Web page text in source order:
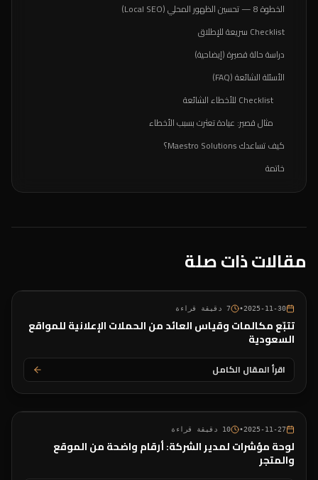
الخطوة 8 — تحسين الظهور المحلي (Local SEO)
Checklist سريعة للإطلاق
دراسة حالة قصيرة (إيضاحية)
الأسئلة الشائعة (FAQ)
Checklist للأخطاء الشائعة
مثال قصير: عيادة تعثرت بسبب الأخطاء
كيف تساعدك Maestro Solutions؟
خاتمة
مقالات ذات صلة
2025-11-30
•
7 دقيقة قراءة
تتبّع مكالمات وقياس العائد من الحملات الإعلانية للمواقع
السعودية
اقرأ المقال الكامل
2025-11-27
•
10 دقيقة قراءة
لوحة مؤشرات لمدير الشركة: أرقام واضحة من الموقع
والمتجر